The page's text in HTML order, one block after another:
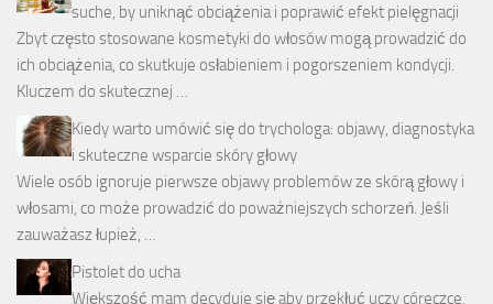
suche, by uniknąć obciążenia i poprawić efekt pielęgnacji
Zbyt często stosowane kosmetyki do włosów mogą prowadzić do
ich obciążenia, co skutkuje osłabieniem i pogorszeniem kondycji.
Kluczem do skutecznej …
Kiedy warto umówić się do trychologa: objawy, diagnostyka
i skuteczne wsparcie skóry głowy
Wiele osób ignoruje pierwsze objawy problemów ze skórą głowy i
włosami, co może prowadzić do poważniejszych schorzeń. Jeśli
zauważasz łupież, …
Pistolet do ucha
Większość mam decyduje się aby przekłuć uczy córeczce,